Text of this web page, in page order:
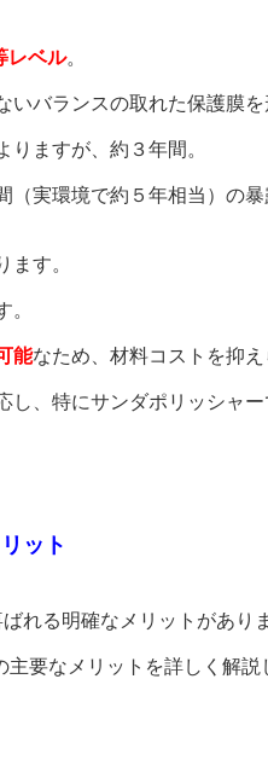
レベル。
ランスの取れた保護膜を
すが、約３年間。
環境で約５年相当）の暴
す。
能なため、材料コストを抑え
特にサンダポリッシャー
ット
れる明確なメリットがあり
要なメリットを詳しく解説